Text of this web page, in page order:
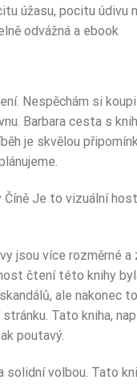
úžasu, pocitu údivu
odvážná a ebook
Nespěchám si
Barbara cesta s
je skvělou
Je to vizuální
jsou více rozměrné a
čtení této knihy
ale nakonec
Tato kniha,
poutavý.
solidní volbou. Tato